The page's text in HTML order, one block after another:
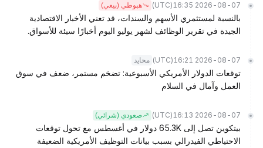
2026-08-07 16:35
(UTC) هبوطي (بيعي)
بالنسبة لمستثمري الأسهم والسندات، قد تعني الأخبار الاقتصادية
الجيدة في تقرير الوظائف لشهر يوليو اليوم أخبارًا سيئة للأسواق.
2026-08-07 16:21
(UTC) محايد
توقعات الدولار الأمريكي الأسبوعية: تضخم مستمر، ضعف في سوق
العمل وآمال في السلام
2026-08-07 16:13
(UTC) صعودي (شرائي)
بيتكوين تصل إلى 65.3K دولار في أغسطس مع تحول توقعات
الاحتياطي الفيدرالي بسبب بيانات التوظيف الأمريكية الضعيفة